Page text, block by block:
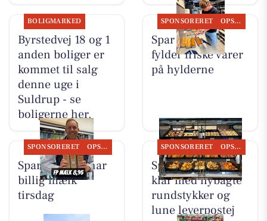
BOLIGMARKED
Byrstedvej 18 og 1
anden boliger er
kommet til salg
denne uge i
Suldrup - se
boligerne her.
SPONSORERET OPSLAGSTAVLEN
Spar Suldrup
fylder friske varer
på hylderne
SPONSORERET OPSLAGSTAVLEN
Spar Suldrup har
billig mælk
tirsdag
SPONSORERET OPSLAGSTAVLEN
Spar Suldrup er
klar med nybagte
rundstykker og
lune leverpostej